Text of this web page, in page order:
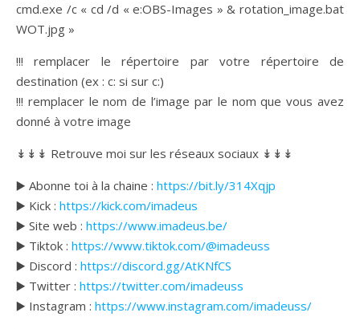
cmd.exe /c « cd /d « e:OBS-Images » & rotation_image.bat
WOT.jpg »
!!! remplacer le répertoire par votre répertoire de
destination (ex : c: si sur c:)
!!! remplacer le nom de l’image par le nom que vous avez
donné à votre image
↡↡↡ Retrouve moi sur les réseaux sociaux ↡↡↡
▶️ Abonne toi à la chaine : https://bit.ly/314Xqjp
▶️ Kick : https://kick.com/imadeus
▶️ Site web : https://www.imadeus.be/
▶️ Tiktok : https://www.tiktok.com/@imadeuss
▶️ Discord : https://discord.gg/AtKNfCS
▶️ Twitter : https://twitter.com/imadeuss
▶️ Instagram : https://www.instagram.com/imadeuss/